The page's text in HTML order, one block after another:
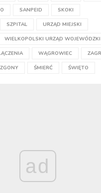
SANPEID SKOKI
SZPITAL URZĄD MIEJSKI
WIELKOPOLSKI URZĄD WOJEWÓDZKI
WĄGROWIEC
ZGONY ŚMIERĆ ŚWIĘTO
ad